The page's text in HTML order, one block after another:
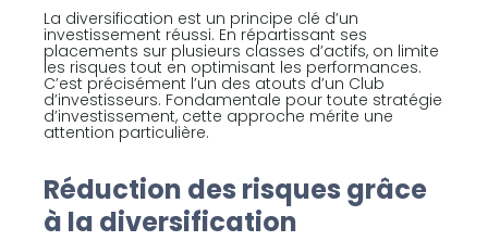
La diversification est un principe clé d’un
investissement réussi. En répartissant ses
placements sur plusieurs classes d’actifs, on limite
les risques tout en optimisant les performances.
C’est précisément l’un des atouts d’un Club
d’investisseurs. Fondamentale pour toute stratégie
d’investissement, cette approche mérite une
attention particulière.
Réduction des risques grâce
à la diversification